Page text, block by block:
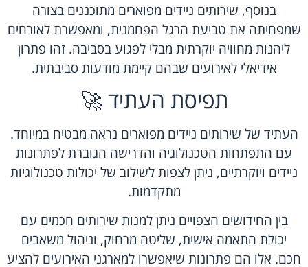
בנוסף, שירותים ניידים מפוארים מתוכננים בצורה
שמפחיתה את טביעת הרגל הפחמנית, ומאפשרת לאורחים
ליהנות מחוויה יוקרתית מבלי לפגוע בסביבה. זהו פתרון
אידיאלי לאירועים שבהם קיימת מודעות סביבתית.
תפיסת העתיד 🚀
העתיד של שירותים ניידים מפוארים נראה מבטיח במיוחד.
עם התפתחות הטכנולוגיה והדרישה הגוברת לפתרונות
ניידים ויוקרתיים, ניתן לצפות לשילוב של יכולות טכנולוגיות
מתקדמות.
בין החידושים הצפויים ניתן למנות שירותים חכמים עם
יכולת התאמה אישית, שליטה מרחוק, וניהול משאבים
חכם. אלו הם פתרונות שיאפשרו למארגני האירועים להציע